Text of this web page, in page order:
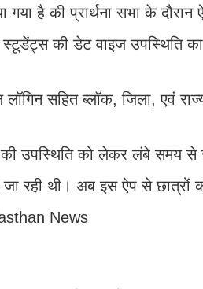
है की प्रार्थना सभा के दौरान
की डेट वाइज उपस्थिति
सहित ब्लॉक, जिला, एवं
की उपस्थिति को लेकर लंबे
रही थी। अब इस ऐप से छात्रों
News